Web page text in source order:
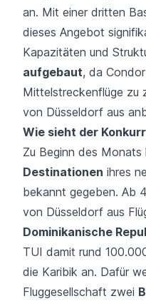
an. Mit einer dritten
dieses Angebot
Kapazitäten und
aufgebaut, da
Mittelstreckenflüge zu
von Düsseldorf aus
Wie sieht der
Zu Beginn des
Destinationen ihres
bekannt gegeben. Ab
von Düsseldorf aus
Dominikanische
TUI damit rund
die Karibik an. Dafür
Fluggesellschaft zwei